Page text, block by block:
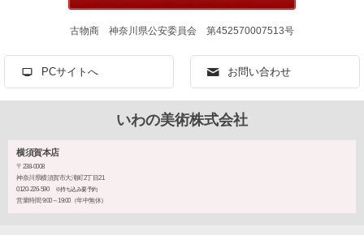
古物商 神奈川県公安委員会 第452570007513号
PCサイトへ お問い合わせ
いわの美術株式会社
横須賀本店
〒238-0008
神奈川県横須賀市大滝町2丁目21
0120-226-590
※持ち込み要予約
営業時間 9:00～19:00（年中無休）